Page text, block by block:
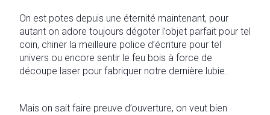
On est potes depuis une éternité maintenant, pour
autant on adore toujours dégoter l’objet parfait pour tel
coin, chiner la meilleure police d’écriture pour tel
univers ou encore sentir le feu bois à force de
découpe laser pour fabriquer notre dernière lubie.
Mais on sait faire preuve d’ouverture, on veut bien